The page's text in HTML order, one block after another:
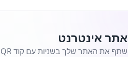
אתר אינטרנט